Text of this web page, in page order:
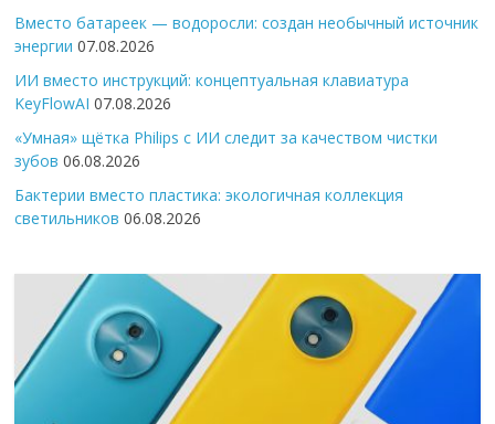
Вместо батареек — водоросли: создан необычный источник
энергии 07.08.2026
ИИ вместо инструкций: концептуальная клавиатура
KeyFlowAI 07.08.2026
«Умная» щётка Philips с ИИ следит за качеством чистки
зубов 06.08.2026
Бактерии вместо пластика: экологичная коллекция
светильников 06.08.2026